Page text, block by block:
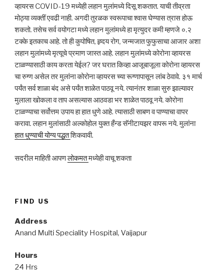
व्हायरस COVID-19 मध्येही लहान मुलांमध्ये दिसू शकतात. याची तीव्रता
मोठ्या व्यक्तीं एवढी नाही. अगदी तुरळक स्वरूपाचा श्वास घेण्यास त्रास होऊ
शकतो. तसेच सर्व वयोगटा मध्ये लहान मुलांमध्ये हा मृत्युदर कमी म्हणजे ०.२
टक्के इतकाच आहे. तो ही कुपोषित, ह्र्दय रोग, जन्मजात फुफुसाचा आजार अशा
लहान मुलांमध्ये मृत्यूचे प्रमाण जास्त आहे. लहान मुलांमध्ये कोरोना व्हायरस
टाळण्यासाठी काय करता येईल? जर घरात किव्हा आजूबाजूला कोरोना व्हायरस
चा रुग्ण असेल तर मुलांना कोरोना व्हायरस च्या रूग्णापासून लांब ठेवावे. ३१ मार्च
पर्यंत सर्व शाळा बंद असे पर्यंत शाळेत पाठवू नये. त्यानंतर शाळा सुरु झाल्यावर
मुलाला खोकला व ताप असल्यास आठवडा भर शाळेत पाठवू नये. कोरोना
टाळण्याचा सर्वोत्तम उपाय हा हात धुणे आहे. त्यासाठी साबण व पाण्याचा वापर
करावा. लहान मुलांसाठी अल्कोहोल युक्त हँन्ड सॅनीटायझर वापरू नये. मुलांना
हात धुण्याची योग्य पद्धतशिकवावी.
सदरील माहिती आपणलोकमतमध्येही वाचू शकता
FIND US
Address
Anand Multi Speciality Hospital, Vaijapur
Hours
24 Hrs